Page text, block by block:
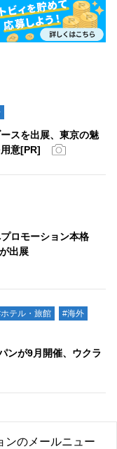
スを出展、東京の魅
意[PR]
ロモーション本格
出展
テル・旅館
#海外
ンが9月開催、ウクラ
ンのメールニュー